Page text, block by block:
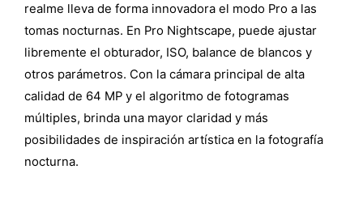
realme lleva de forma innovadora el modo Pro a las
tomas nocturnas. En Pro Nightscape, puede ajustar
libremente el obturador, ISO, balance de blancos y
otros parámetros. Con la cámara principal de alta
calidad de 64 MP y el algoritmo de fotogramas
múltiples, brinda una mayor claridad y más
posibilidades de inspiración artística en la fotografía
nocturna.